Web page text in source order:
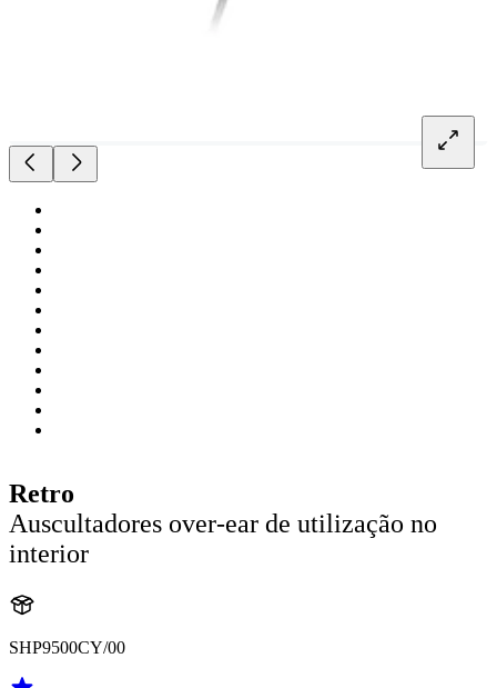
Retro
Auscultadores over-ear de utilização no
interior
SHP9500CY/00